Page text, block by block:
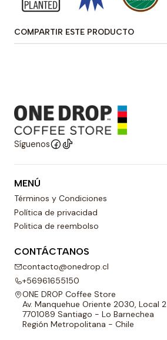
COMPARTIR ESTE PRODUCTO
Síguenos
MENÚ
Términos y Condiciones
Política de privacidad
Politica de reembolso
CONTÁCTANOS
contacto@onedrop.cl
+56961655150
ONE DROP Coffee Store
Av. Manquehue Oriente 2030, Local 2
7701089 Santiago - Lo Barnechea
Región Metropolitana - Chile